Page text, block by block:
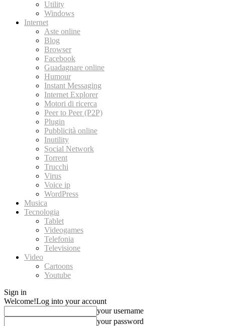
Utility
Windows
Internet
Aste online
Blog
Browser
Facebook
Guadagnare online
Humour
Instant Messaging
Internet Explorer
Motori di ricerca
Peer to Peer (P2P)
Plugin
Pubblicità online
Inutility
Social Network
Torrent
Trucchi
Virus
Voice ip
WordPress
Musica
Tecnologia
Tablet
Videogames
Telefonia
Televisione
Video
Cartoons
Youtube
Sign in
Welcome!Log into your account
your username
your password